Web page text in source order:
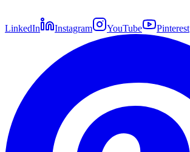
LinkedIn Instagram YouTube Pinterest